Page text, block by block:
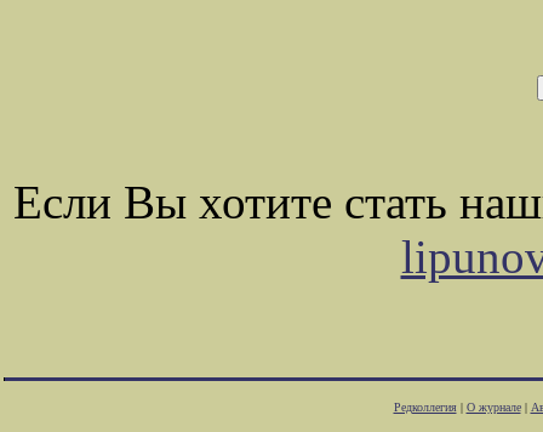
Если Вы хотите стать
Редколлегия| О журнале|